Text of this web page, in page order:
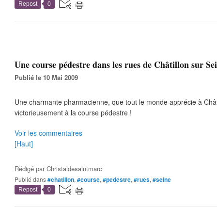
Repost 0
Une course pédestre dans les rues de Châtillon sur
Publié le 10 Mai 2009
Une charmante pharmacienne, que tout le monde apprécie à
victorieusement à la course pédestre !
Voir les commentaires
[Haut]
Rédigé parChristaldesaintmarc
Publié dans#chatillon, #course, #pedestre, #rues, #seine
Repost 0